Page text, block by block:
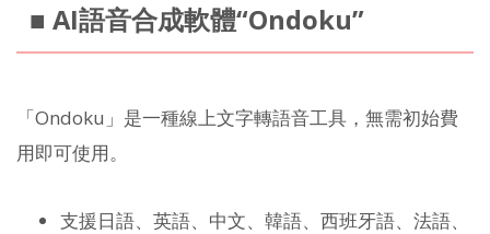
■ AI語音合成軟體“Ondoku”
「Ondoku」是一種線上文字轉語音工具，無需初始費
用即可使用。
支援日語、英語、中文、韓語、西班牙語、法語、